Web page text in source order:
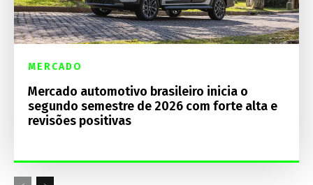
MERCADO
Mercado automotivo brasileiro inicia o
segundo semestre de 2026 com forte alta e
revisões positivas